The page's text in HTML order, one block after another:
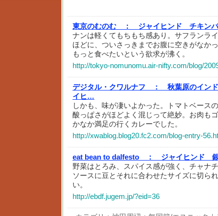
東京のむのむ ：
ジャイヒンド チキン
ナンは軽くてもちもち感あり。サフランラ
ほどに、ついさっきまでお腹に空きがなか
もっと食べたいという欲求が沸く。
http://tokyo-nomunomu.air-nifty.com/blog/
デジタル・クワルナフ ：
秋葉原のイン
イヒ…
しかも、味が凄いよかった。トマトベース
酸っぱさがほどよく混じって絶妙。お肉も
かなか満足の行くカレーでした。
http://xwablog.blog20.fc2.com/blog-entry-
eat bean to dalfesto ：
ジャイヒンド
野菜はとろみ、スパイス感が強く、チャナ
ソースに豆とそれに合わせたサイズに切ら
い。
http://ebdf.jugem.jp/?eid=36